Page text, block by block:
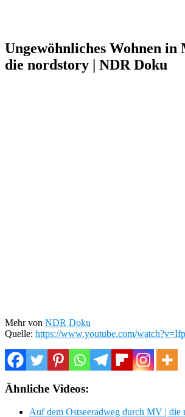
Ungewöhnliches Wohnen in
die nordstory | NDR Doku
Mehr von NDR Doku
Quelle: https://www.youtube.com/
Ähnliche Videos:
Auf dem Ostseeradweg durch MV | die